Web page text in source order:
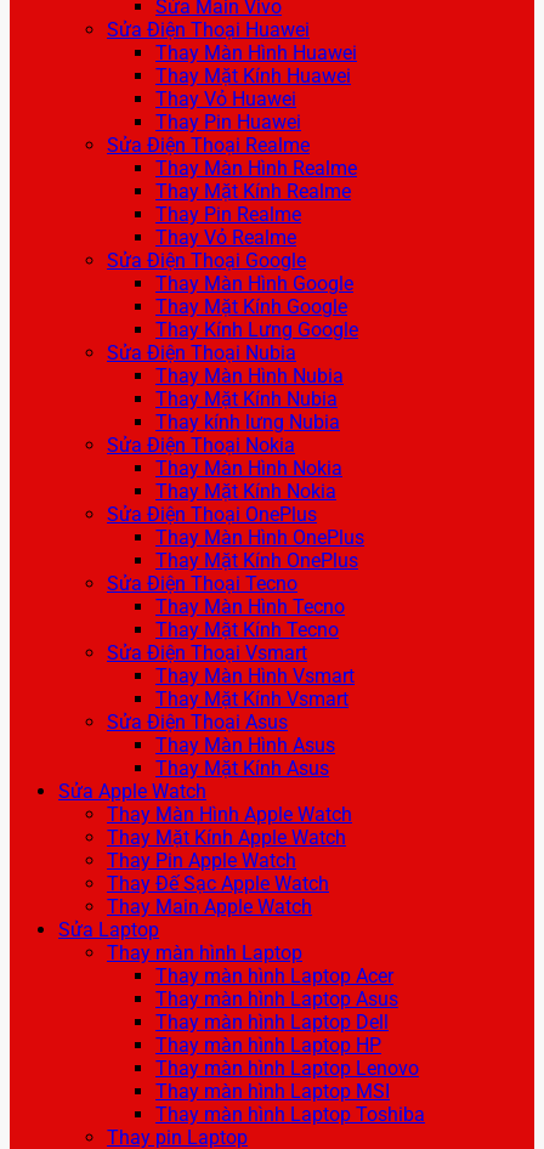
Sửa Main Vivo
Sửa Điện Thoại Huawei
Thay Màn Hình Huawei
Thay Mặt Kính Huawei
Thay Vỏ Huawei
Thay Pin Huawei
Sửa Điện Thoại Realme
Thay Màn Hình Realme
Thay Mặt Kính Realme
Thay Pin Realme
Thay Vỏ Realme
Sửa Điện Thoại Google
Thay Màn Hình Google
Thay Mặt Kính Google
Thay Kính Lưng Google
Sửa Điện Thoại Nubia
Thay Màn Hình Nubia
Thay Mặt Kính Nubia
Thay kính lưng Nubia
Sửa Điện Thoại Nokia
Thay Màn Hình Nokia
Thay Mặt Kính Nokia
Sửa Điện Thoại OnePlus
Thay Màn Hình OnePlus
Thay Mặt Kính OnePlus
Sửa Điện Thoại Tecno
Thay Màn Hình Tecno
Thay Mặt Kính Tecno
Sửa Điện Thoại Vsmart
Thay Màn Hình Vsmart
Thay Mặt Kính Vsmart
Sửa Điện Thoại Asus
Thay Màn Hình Asus
Thay Mặt Kính Asus
Sửa Apple Watch
Thay Màn Hình Apple Watch
Thay Mặt Kính Apple Watch
Thay Pin Apple Watch
Thay Đế Sạc Apple Watch
Thay Main Apple Watch
Sửa Laptop
Thay màn hình Laptop
Thay màn hình Laptop Acer
Thay màn hình Laptop Asus
Thay màn hình Laptop Dell
Thay màn hình Laptop HP
Thay màn hình Laptop Lenovo
Thay màn hình Laptop MSI
Thay màn hình Laptop Toshiba
Thay pin Laptop